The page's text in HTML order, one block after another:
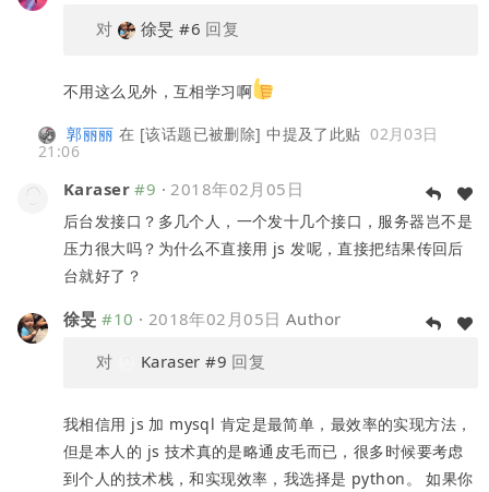
对
徐旻 #6 回复
不用这么见外，互相学习啊
郭丽丽 在 [该话题已被删除]中提及了此贴 02月03日
21:06
Karaser #9 ·2018年02月05日
后台发接口？多几个人，一个发十几个接口，服务器岂不是
压力很大吗？为什么不直接用 js 发呢，直接把结果传回后
台就好了？
徐旻 #10 · 2018年02月05日 Author
对
Karaser #9 回复
我相信用 js 加 mysql 肯定是最简单，最效率的实现方法，
但是本人的 js 技术真的是略通皮毛而已，很多时候要考虑
到个人的技术栈，和实现效率，我选择是 python。 如果你